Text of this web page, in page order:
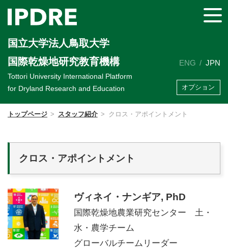
国立大学法人鳥取大学
国際乾燥地研究教育機構
Tottori University International Platform
for Dryland Research and Education
ENG JPN
オプション
トップページ スタッフ紹介 クロス・アポイントメント
クロス・アポイントメント
ヴィネイ・ナンギア, PhD
国際乾燥地農業研究センター 土・
水・農学チーム
グローバルチームリーダー